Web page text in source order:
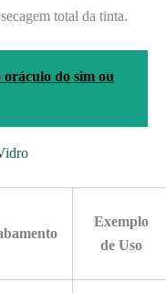
total da tinta.
do sim ou
Exemplo
de Uso